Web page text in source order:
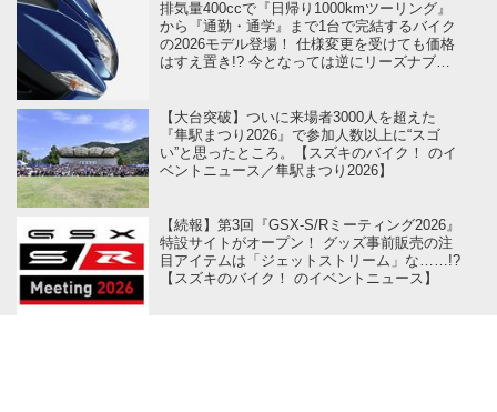
排気量400ccで『日帰り1000kmツーリング』
から『通勤・通学』まで1台で完結するバイク
の2026モデル登場！ 仕様変更を受けても価格
はすえ置き!? 今となっては逆にリーズナブル
【大台突破】ついに来場者3000人を超えた
『隼駅まつり2026』で参加人数以上に“スゴ
い”と思ったところ。【スズキのバイク！ のイ
ベントニュース／隼駅まつり2026】
【続報】第3回『GSX-S/Rミーティング2026』
特設サイトがオープン！ グッズ事前販売の注
目アイテムは「ジェットストリーム」な……!?
【スズキのバイク！ のイベントニュース】